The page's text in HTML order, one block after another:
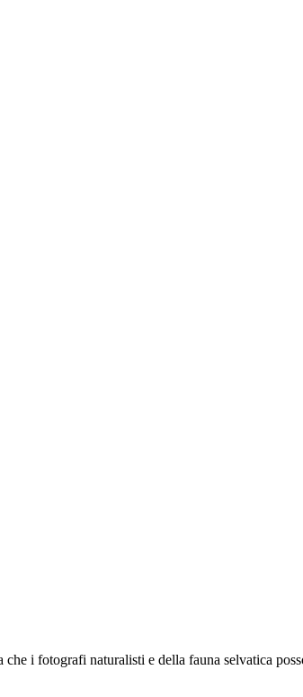
che i fotografi naturalisti e della fauna selvatica